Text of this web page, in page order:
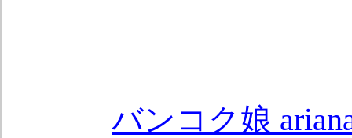
バンコク娘